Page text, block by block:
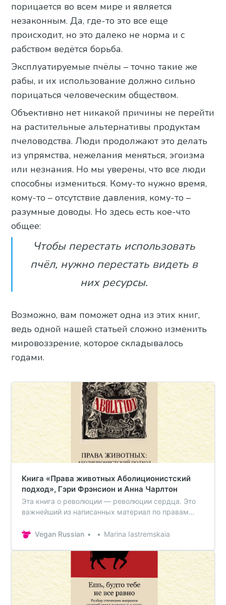
порицается во всем мире и является
незаконным. Да, где-то это все еще
происходит, но это далеко не норма и с
рабством ведётся борьба.
Эксплуатируемые пчёлы – точно такие же
рабы, и их использование должно сильно
порицаться человеческим обществом.
Объективно нет никакой причины не перейти
на растительные альтернативы продуктам
пчеловодства. Люди продолжают это делать
из упрямства, нежелания меняться, эгоизма
или незнания. Но мы уверены, что все люди
способны измениться. Кому-то нужно время,
кому-то – отсутствие давления, кому-то –
разумные доводы. Но здесь есть кое-что
общее:
Чтобы перестать использовать
пчёл, нужно перестать видеть в
них ресурсы.
Возможно, вам поможет одна из этих книг,
ведь одной нашей статьей сложно изменить
мировоззрение, которое складывалось
годами.
Книга «Права животных Аболиционистский
подход», Гэри Фрэнсион и Анна Чарлтон
Эта книга о революции — революции сердца. Это
важнейший из написанных материал по правам
считаете, что современная корпоративная
животных, может что-то изменить. Обязательно
прочтите её, если вас волнует проблем…
Vegan Russian Marina Iastremskaia